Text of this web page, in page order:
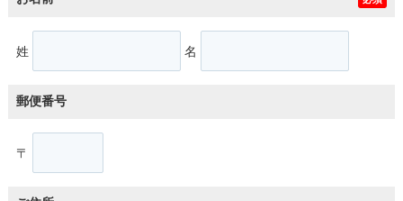
姓 名
郵便番号
〒